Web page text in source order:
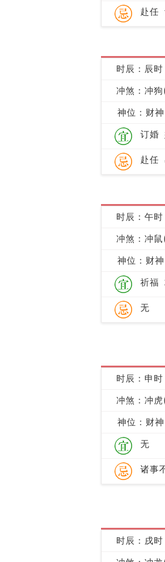
赴任
时辰：辰时
冲煞：冲
神位：财
订婚
赴任
时辰：午时
冲煞：冲
神位：财
祈福
无
时辰：申时
冲煞：冲
神位：财
无
诸事
时辰：戌时